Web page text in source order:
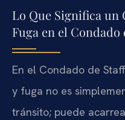
Lo Que Significa un
Fuga en el Condado
En el Condado de
y fuga no es
tránsito; puede